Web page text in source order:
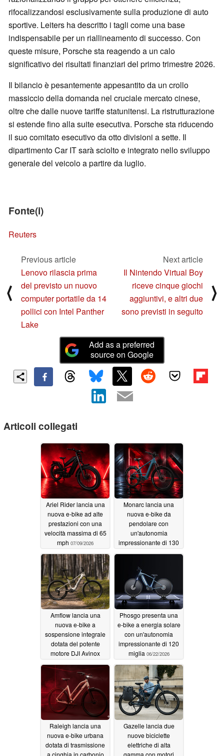
rifocalizzandosi esclusivamente sulla produzione di auto
sportive. Leiters ha descritto i tagli come una base
indispensabile per un riallineamento di successo. Con
queste misure, Porsche sta reagendo a un calo
significativo dei risultati finanziari del primo trimestre 2026.
Il bilancio è pesantemente appesantito da un crollo
massiccio della domanda nel cruciale mercato cinese,
oltre che dalle nuove tariffe statunitensi. La ristrutturazione
si estende fino alla suite esecutiva. Porsche sta riducendo
il suo comitato esecutivo da otto divisioni a sette. Il
dipartimento Car IT sarà sciolto e integrato nello sviluppo
generale del veicolo a partire da luglio.
Fonte(i)
Reuters
⟨
Previous article
Lenovo rilascia prima
del previsto un nuovo
computer portatile da 14
pollici con Intel Panther
Lake
Next article
Il Nintendo Virtual Boy
riceve cinque giochi
aggiuntivi, e altri due
sono previsti in seguito
⟩
Add as a preferred
source on Google
Articoli collegati
Ariel Rider lancia una
nuova e-bike ad alte
prestazioni con una
velocità massima di 65
mph 07/09/2026
Monarc lancia una
nuova e-bike da
pendolare con
un'autonomia
impressionante di 130
06/25/2026
Amflow lancia una
nuova e-bike a
sospensione integrale
dotata del potente
motore DJI Avinox
06/25/2026
Phosgo presenta una
e-bike a energia solare
con un'autonomia
impressionante di 120
miglia 06/22/2026
Raleigh lancia una
nuova e-bike urbana
dotata di trasmissione
Gazelle lancia due
nuove biciclette
elettriche di alta